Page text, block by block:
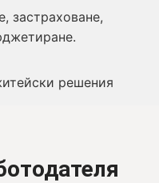
застраховане,
решения